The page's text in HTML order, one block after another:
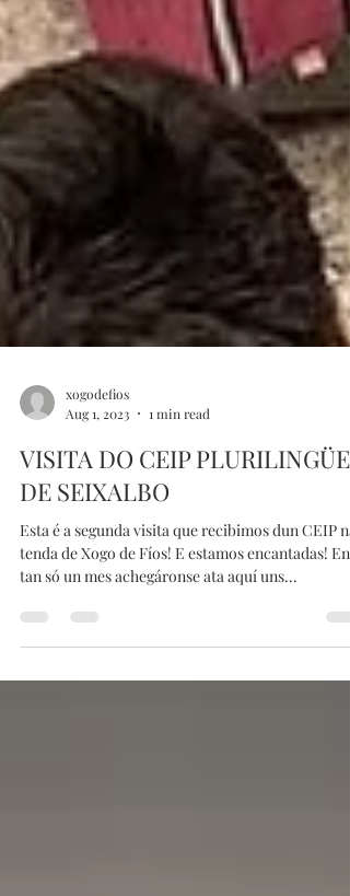
Aug 1, 2023
1 min read
VISITA DO CEIP PLURILINGÜE
DE SEIXALBO
Esta é a segunda visita que recibimos dun CEIP na
tan só un mes achegáronse ata aquí uns...